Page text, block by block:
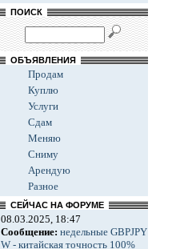
ПОИСК
ОБЪЯВЛЕНИЯ
Продам
Куплю
Услуги
Сдам
Меняю
Сниму
Арендую
Разное
СЕЙЧАС НА ФОРУМЕ
08.03.2025, 18:47
Сообщение: недельные GBPJPY
W - китайская точность 100%